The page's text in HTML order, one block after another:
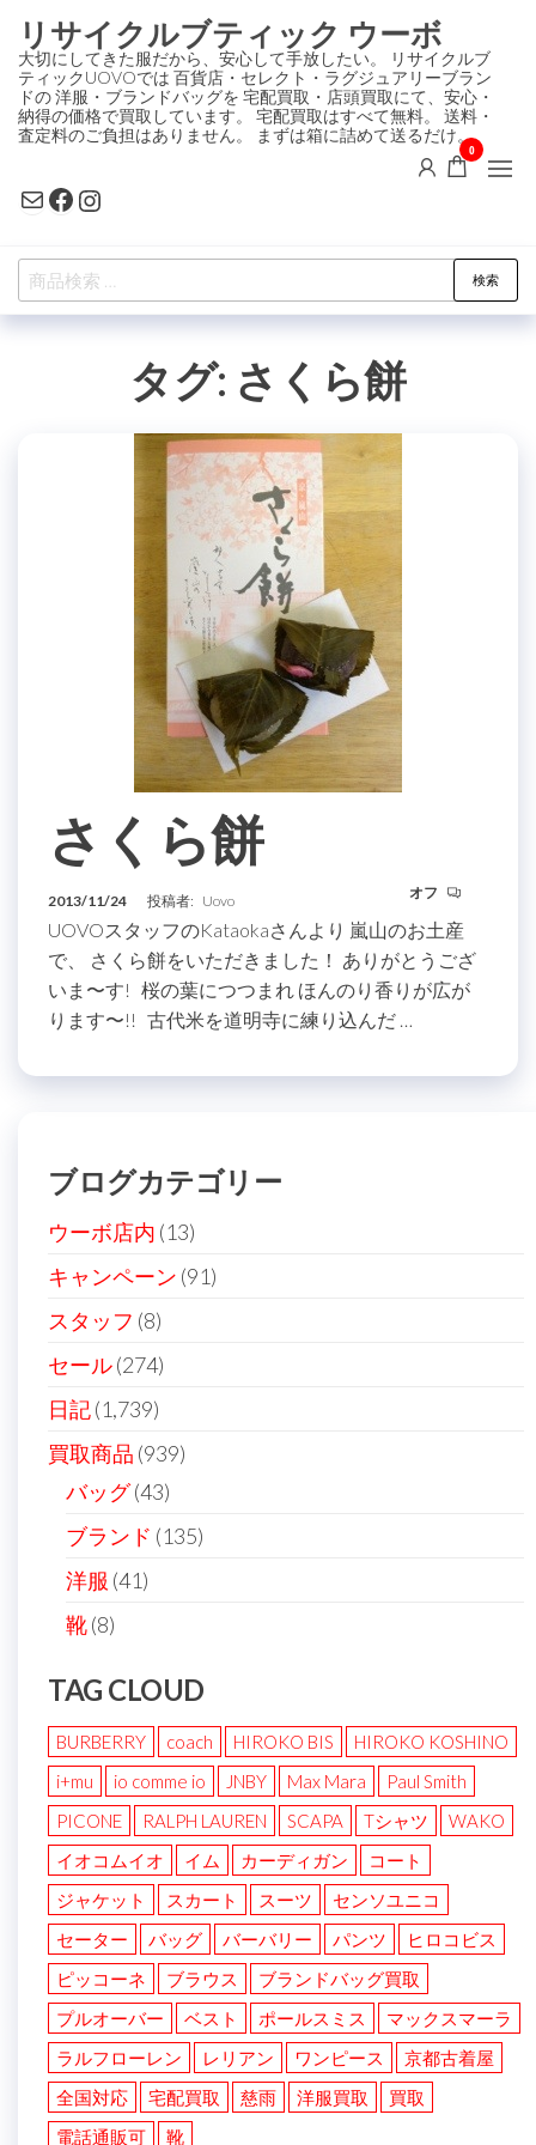
ン
テ
ン
ツ
プ
リサイクルブティック ウーボ
大切にしてきた服だから、安心して手放したい。 リサイクルブ
ティックUOVOでは 百貨店・セレクト・ラグジュアリーブラン
ドの 洋服・ブランドバッグを 宅配買取・店頭買取にて、安心・
納得の価格で買取しています。 宅配買取はすべて無料。 送料・
査定料のご負担はありません。 まずは箱に詰めて送るだけ。
MailFacebook
Instagram
0
検
索
検索
タグ: さくら餅
さくら餅
2013/11/24 投稿者: Uovo オフ
UOVOスタッフのKataokaさんより 嵐山のお土産
で、 さくら餅をいただきました！ ありがとうござ
いま〜す! 桜の葉につつまれ ほんのり香りが広が
ります〜!! 古代米を道明寺に練り込んだ …
ブログカテゴリー
ウーボ店内 (13)
キャンペーン (91)
スタッフ (8)
セール(274)
日記(1,739)
買取商品 (939)
バッグ(43)
ブランド (135)
洋服 (41)
靴(8)
TAG CLOUD
BURBERRY coach HIROKO BIS
HIROKO KOSHINO
i+mu
io comme io JNBY Max Mara
Paul Smith
PICONE
RALPH LAUREN SCAPA Tシャツ
WAKO
イオコムイオ
イム カーディガン
コート
ジャケット
スカート スーツ
センソユニコ
セーター
バッグ バーバリー パンツ
ヒロコビス
ピッコーネ
ブラウス
ブランドバッグ買取
プルオーバー
ベスト ポールスミス
マックスマーラ
ラルフローレン
レリアン ワンピース
京都古着屋
全国対応
宅配買取 慈雨 洋服買取
買取
電話通販可
靴